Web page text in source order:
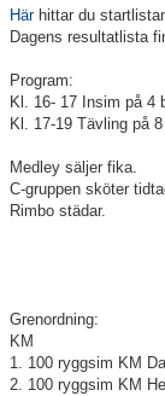
Härhittar du
Dagens resultatlista
Program:
Kl. 16- 17 Insim på 4
Kl. 17-19 Tävling på 8
Medley säljer fika.
C-gruppen sköter
Rimbo städar.
Grenordning:
KM
1. 100 ryggsim KM
2. 100 ryggsim KM